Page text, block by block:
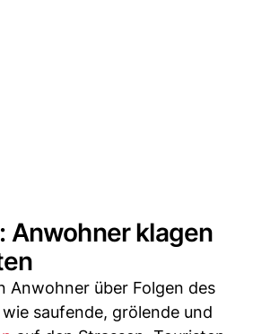
Anwohner klagen
Anwohner über Folgen des
saufende, grölende und